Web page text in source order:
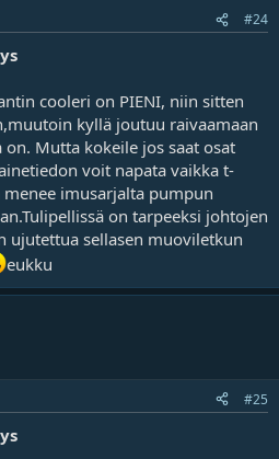
#24
cooleri on PIENI, niin sitten
kyllä joutuu raivaamaan
Mutta kokeile jos saat osat
voit napata vaikka t-
imusarjalta pumpun
on tarpeeksi johtojen
ujutettua sellasen muoviletkun
eukku
#25